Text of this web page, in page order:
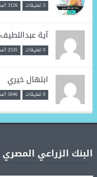
3 تعليقات 3126 المقالات
آية عبداللطيف
0 تعليقات 2535 المقالات
ابتهال خيري
0 تعليقات 5046 المقالات
البنك الزراعي المصري